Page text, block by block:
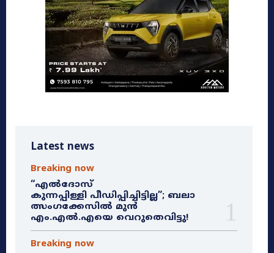
Latest news
Breaking now
“എൽദോസ്
കുന്നപ്പിള്ളി പീഡിപ്പിച്ചിട്ടില്ല”; ബലാ
ത്സംഗക്കേസിൽ മുൻ
എം.എൽ.എയെ വെറുതെവിട്ടു!
Breaking now